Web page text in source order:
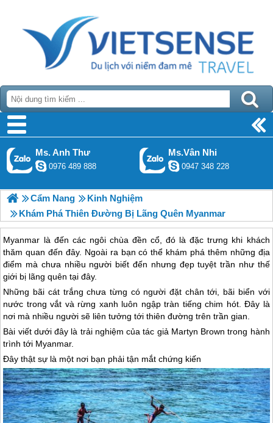
Ms. Anh Thư
0976 489 888
Ms.Vân Nhi
0947 348 228
Cẩm Nang
Kinh Nghiệm
Khám Phá Thiên Đường Bị Lãng Quên Myanmar
Myanmar là đến các ngôi chùa đền cổ, đó là đặc trưng khi khách
thăm quan đến đây. Ngoài ra bạn có thể khám phá thêm những địa
điểm mà chưa nhiều người biết đến nhưng đẹp tuyệt trần như thế
giới bị lãng quên tại đây.
Những bãi cát trắng chưa từng có người đặt chân tới, bãi biển với
nước trong vắt và rừng xanh luôn ngập tràn tiếng chim hót. Đây là
nơi mà nhiều người sẽ liên tưởng tới thiên đường trên trần gian.
Bài viết dưới đây là trải nghiệm của tác giả Martyn Brown trong hành
trình tới Myanmar.
Đây thật sự là một nơi bạn phải tận mắt chứng kiến